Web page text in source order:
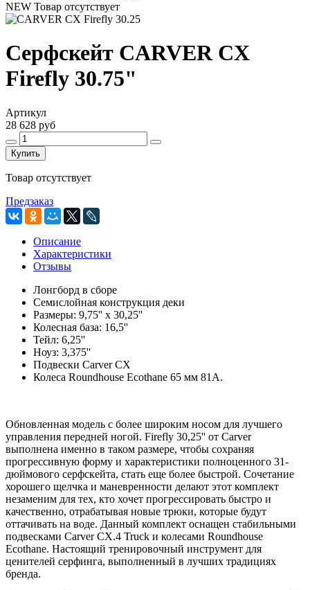
NEW Товар отсутствует
Серфскейт CARVER CX
Firefly 30.75"
Артикул
28 628 руб
Купить
Товар отсутствует
Предзаказ
Описание
Характеристики
Отзывы
Лонгборд в сборе
Семислойная конструкция деки
Размеры: 9,75'' х 30,25''
Колесная база: 16,5''
Тейл: 6,25''
Ноуз: 3,375''
Подвески Carver CX
Колеса Roundhouse Ecothane 65 мм 81А.
Обновленная модель с более широким носом для лучшего
управления передней ногой. Firefly 30,25'' от Carver
выполнена именно в таком размере, чтобы сохраняя
прогрессивную форму и характеристики полноценного 31-
дюймового серфскейта, стать еще более быстрой. Сочетание
хорошего щелчка и маневренности делают этот комплект
незаменим для тех, кто хочет прогрессировать быстро и
качественно, отрабатывая новые трюки, которые будут
оттачивать на воде. Данный комплект оснащен стабильными
подвесками Carver CX.4 Truck и колесами Roundhouse
Ecothane. Настоящий тренировочный инструмент для
ценителей серфинга, выполненный в лучших традициях
бренда.